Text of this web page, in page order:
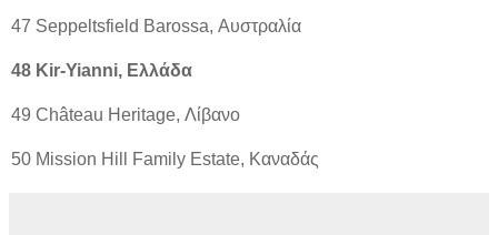
47 Seppeltsfield Barossa, Αυστραλία
48 Kir-Yianni, Ελλάδα
49 Château Heritage, Λίβανο
50 Mission Hill Family Estate, Καναδάς